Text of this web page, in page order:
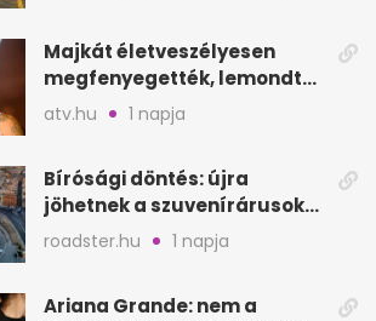
Majkát életveszélyesen
megfenyegették, lemondta
a sepsiszentgyörgyi
atv.hu 1 napja
Bírósági döntés: újra
jöhetnek a szuvenírárusok
Európa ikonikus helyére
roadster.hu 1 napja
Ariana Grande: nem a